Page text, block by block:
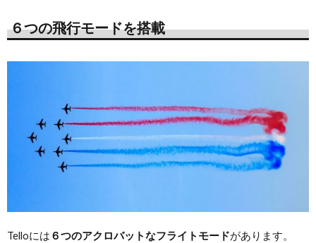
６つの飛行モードを搭載
Telloには ６つのアクロバットなフライトモードがあります。